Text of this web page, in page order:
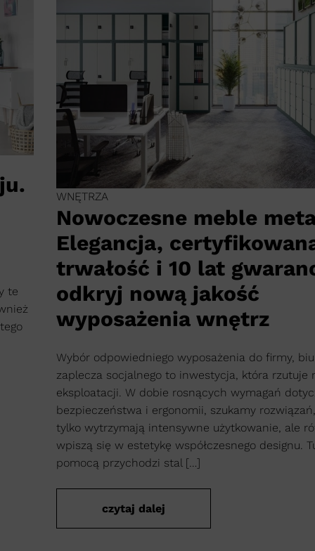
te
WNĘTRZA
Nowoczesne meble
Elegancja,
trwałość i 10 lat
odkryj nową jakość
wyposażenia wnętrz
Wybór odpowiedniego wyposażenia do firmy,
zaplecza socjalnego to inwestycja, która rzutuje
eksploatacji. W dobie rosnących wymagań
bezpieczeństwa i ergonomii, szukamy
tylko wytrzymają intensywne użytkowanie, ale
wpiszą się w estetykę współczesnego designu.
pomocą przychodzi stal […]
czytaj dalej